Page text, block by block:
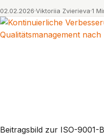
02.02.2026·Viktoriia Zvierieva·1
Beitragsbild zur ISO-9001-